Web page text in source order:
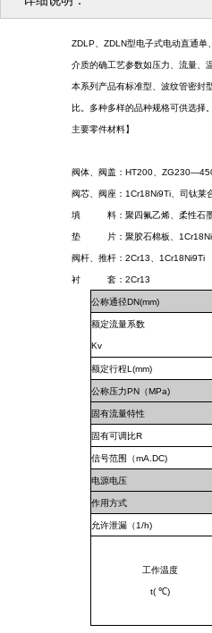
ZDLP、 ZDLN型电子式电动直通单
介质的确工艺参数如压力、流量、
本系列产品有标准型、波纹管密
比。多种多样的品种规格可供选择。
主要零件材料】
阀体、阀盖：HT200、
阀芯、阀座：1Cr18Ni9Ti、司钛莱
填 料：聚四氟乙烯、柔性石墨
垫 片：聚胶石棉板、
阀杆、推杆：2Cr13、1Cr18Ni9Ti
衬 套：2Cr13
公称通径DN(mm)
额定流量系数
Kv
额定行程L(mm)
公称压力PN（MPa)
固有流量特性
固有可调比R
信号范围（mA.DC)
电源电压
作用方式
允许泄漏（1/h)
工作温度
t( ℃)